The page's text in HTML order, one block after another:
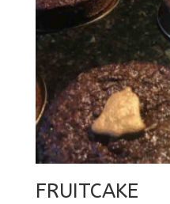
FRUITCAKE